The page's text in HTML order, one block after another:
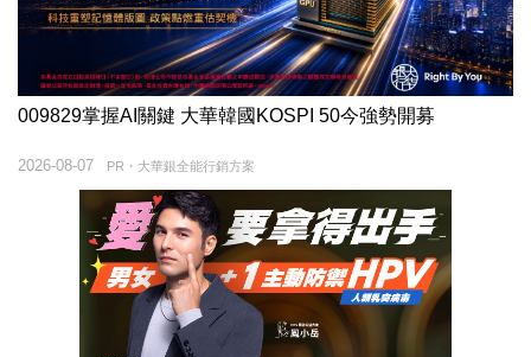
009829掌握AI關鍵 大華韓國KOSPI 50今強勢開募
PR・大華銀全能行銷方案
2026-08-07